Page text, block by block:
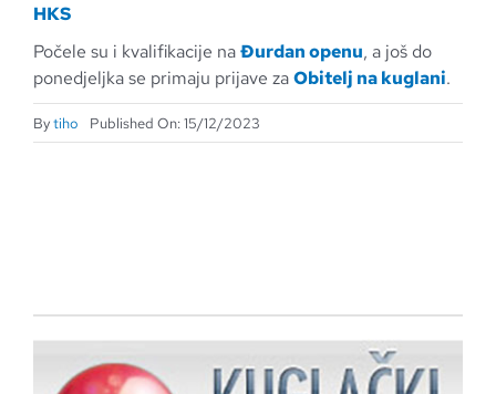
HKS
Počele su i kvalifikacije naĐurdan openu, a još do
ponedjeljka se primaju prijave zaObitelj na kuglani.
Bytiho Published On: 15/12/2023